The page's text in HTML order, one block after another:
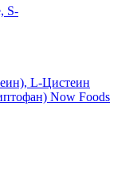
S-
L-Цистеин
Now Foods